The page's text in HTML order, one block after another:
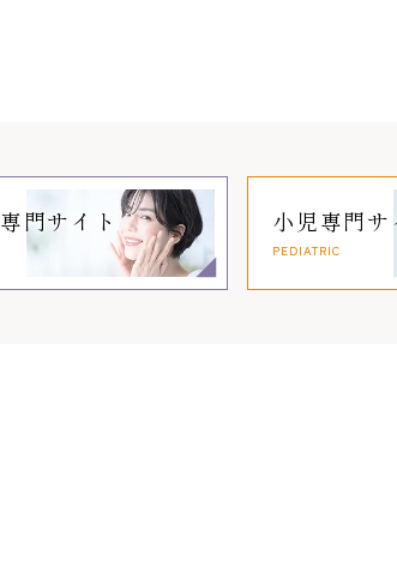
専門サイト 小児専門 サ
PEDIATRIC